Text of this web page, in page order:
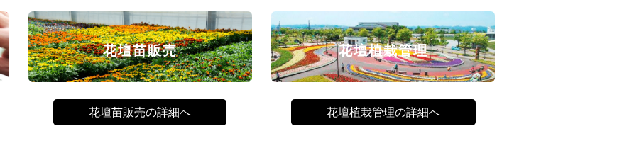
花壇苗販売
花壇苗販売の詳細へ
花壇植栽管理
花壇植栽管理の詳細へ